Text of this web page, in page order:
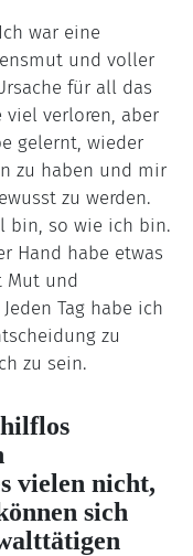
war eine
und voller
für all das
viel verloren, aber
gelernt, wieder
zu haben und mir
zu werden.
bin, so wie ich bin.
Hand habe etwas
Mut und
Tag habe ich
zu
zu sein.
vielen nicht,
sich